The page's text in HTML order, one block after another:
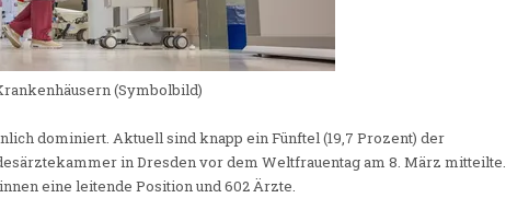
(Symbolbild)
dominiert. Aktuell sind knapp ein Fünftel (19,7 Prozent) der
in Dresden vor dem Weltfrauentag am 8. März mitteilte.
eine leitende Position und 602 Ärzte.